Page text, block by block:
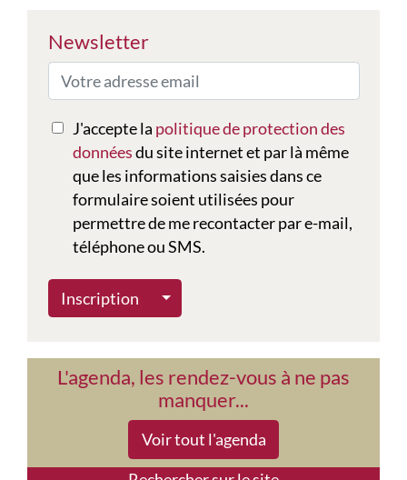
Newsletter
J'accepte la politique de protection des
donnéesdu site internet et par là même
que les informations saisies dans ce
formulaire soient utilisées pour
permettre de me recontacter par e-mail,
téléphone ou SMS.
Inscription Autres actions
L'agenda, les rendez-vous à ne pas
manquer...
Voir tout l'agenda